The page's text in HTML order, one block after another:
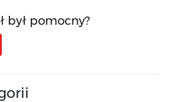
był pomocny?